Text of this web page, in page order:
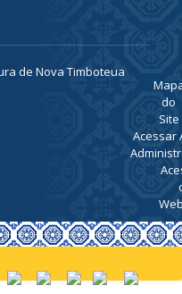
de Nova Timboteua
do
Site
Acessar